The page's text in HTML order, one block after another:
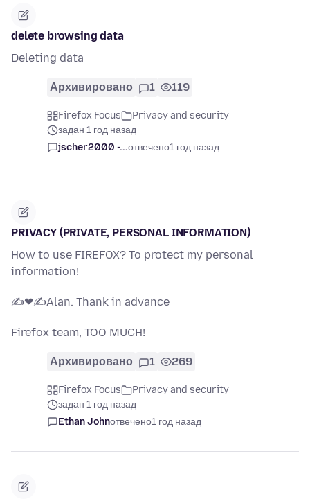
delete browsing data
Deleting data
Архивировано 1 119
Firefox Focus
Privacy and security
задан 1 год назад
jscher2000 -...отвечено1 год назад
PRIVACY (PRIVATE, PERSONAL INFORMATION)
How to use FIREFOX? To protect my personal
information!
✍❤✍Alan. Thank in advance
Firefox team, TOO MUCH!
Архивировано 1 269
Firefox Focus
Privacy and security
задан 1 год назад
Ethan Johnотвечено1 год назад